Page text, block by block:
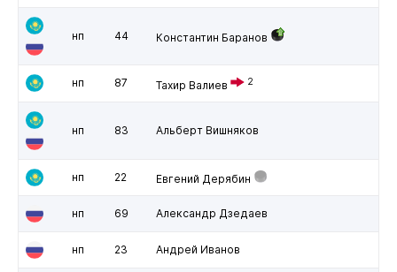
нп 44 Константин Баранов
нп 87 Тахир Валиев 2
нп 83 Альберт Вишняков
нп 22 Евгений Дерябин
нп 69 Александр Дзедаев
нп 23 Андрей Иванов